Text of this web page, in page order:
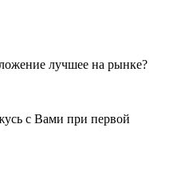
лучшее на рынке?
с Вами при первой